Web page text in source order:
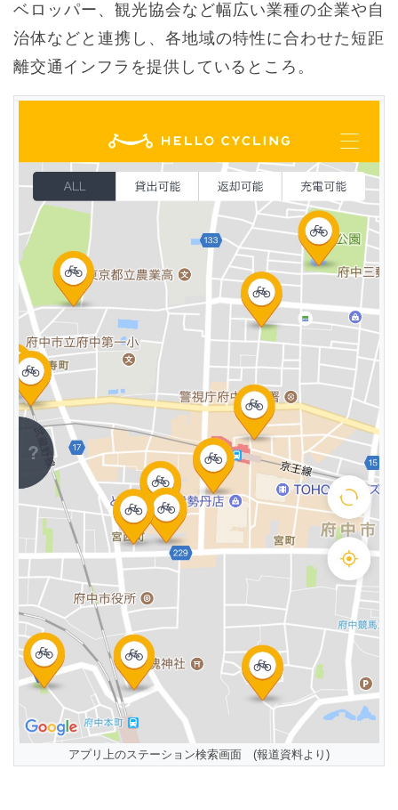
ベロッパー、観光協会など幅広い業種の企業や自
治体などと連携し、各地域の特性に合わせた短距
離交通インフラを提供しているところ。
アプリ上のステーション検索画面 (報道資料より)